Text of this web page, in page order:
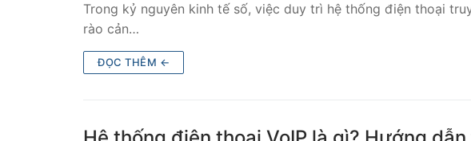
Trong kỷ nguyên kinh tế số, việc duy trì hệ thống điện thoại
rào cản…
ĐỌC THÊM ←